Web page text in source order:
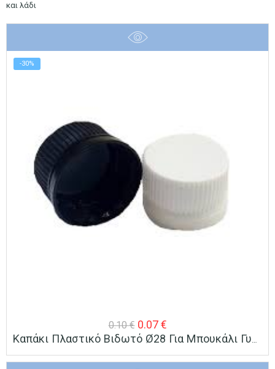
και λάδι
-30%
0.10€ Original
price
was:
0.07€Η
τρέχουσα
τιμή
Καπάκι Πλαστικό Βιδωτό Ø28 Για Μπουκάλι Γυάλινο 0,200L Special